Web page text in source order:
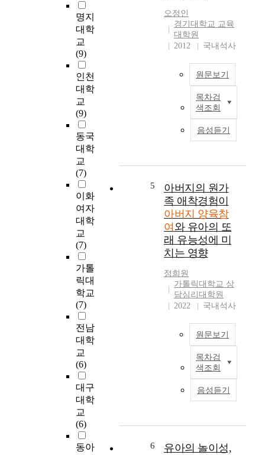
명지
대학
교
(9)
인천
대학
교
(9)
동국
대학
교
(7)
이화
여자
대학
교
(7)
가톨
릭대
학교
(7)
전남
대학
교
(6)
대구
대학
교
(6)
동아
설
성
오정인
경기대학교 교육
대학원
2012
국내석사
원문보기
목차검
색조회
음성듣기
5
아버지의 원가
족 애착경험이
아버지 양육참
여 와 유아의 또
래 유능성에 미
치는 영향
정희원
가톨릭대학교 상
담심리대학원
2022
국내석사
원문보기
목차검
색조회
음성듣기
6 유아의 놀이성,